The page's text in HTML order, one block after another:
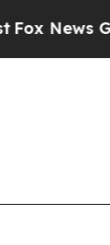
Goes